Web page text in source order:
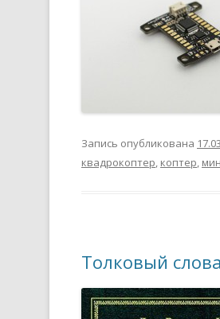
Запись опубликована
квадрокоптер, коптер,
Толковый